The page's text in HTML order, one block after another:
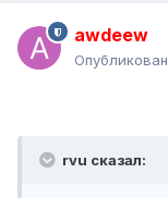
awdeew
rvu сказал: